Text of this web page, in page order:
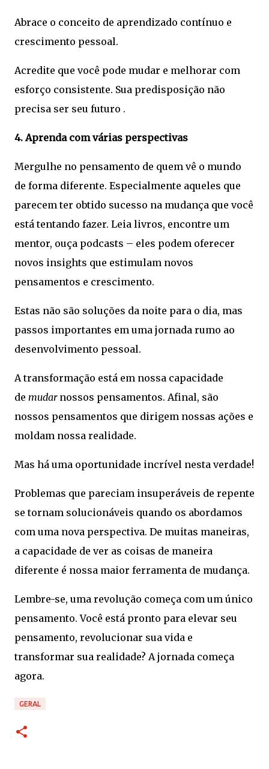
Abrace o conceito de aprendizado contínuo e
crescimento pessoal.
Acredite que você pode mudar e melhorar com
esforço consistente. Sua predisposição não
precisa ser seu futuro .
4. Aprenda com várias perspectivas
Mergulhe no pensamento de quem vê o mundo
de forma diferente. Especialmente aqueles que
parecem ter obtido sucesso na mudança que você
está tentando fazer. Leia livros, encontre um
mentor, ouça podcasts – eles podem oferecer
novos insights que estimulam novos
pensamentos e crescimento.
Estas não são soluções da noite para o dia, mas
passos importantes em uma jornada rumo ao
desenvolvimento pessoal.
A transformação está em nossa capacidade
de mudarnossos pensamentos. Afinal, são
nossos pensamentos que dirigem nossas ações e
moldam nossa realidade.
Mas há uma oportunidade incrível nesta verdade!
Problemas que pareciam insuperáveis ​​de repente
se tornam solucionáveis ​​quando os abordamos
com uma nova perspectiva. De muitas maneiras,
a capacidade de ver as coisas de maneira
diferente é nossa maior ferramenta de mudança.
Lembre-se, uma revolução começa com um único
pensamento. Você está pronto para elevar seu
pensamento, revolucionar sua vida e
transformar sua realidade? A jornada começa
agora.
GERAL